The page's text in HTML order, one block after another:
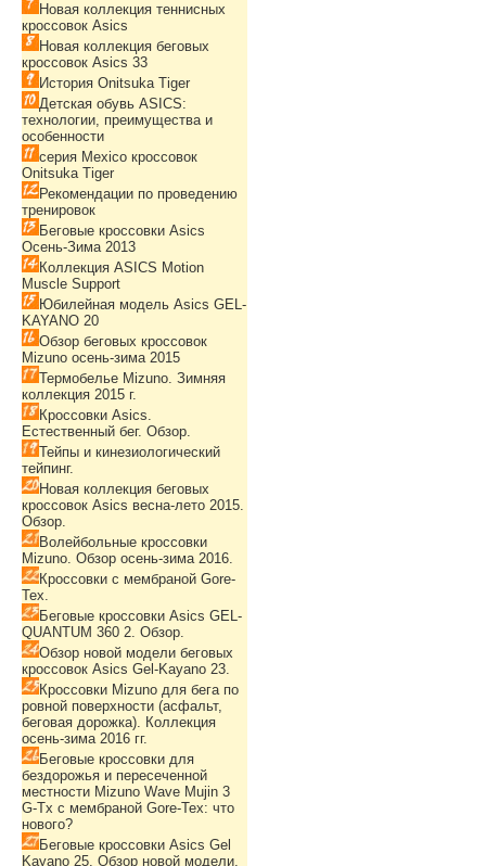
Новая коллекция теннисных
кроссовок Asics
Новая коллекция беговых
кроссовок Asics 33
История Onitsuka Tiger
Детская обувь ASICS:
технологии, преимущества и
особенности
серия Mexico кроссовок
Onitsuka Tiger
Рекомендации по проведению
тренировок
Беговые кроссовки Asics
Осень-Зима 2013
Коллекция ASICS Motion
Muscle Support
Юбилейная модель Asics GEL-
KAYANO 20
Обзор беговых кроссовок
Mizuno осень-зима 2015
Термобелье Mizuno. Зимняя
коллекция 2015 г.
Кроссовки Asics.
Естественный бег. Обзор.
Тейпы и кинезиологический
тейпинг.
Новая коллекция беговых
кроссовок Asics весна-лето 2015.
Обзор.
Волейбольные кроссовки
Mizuno. Обзор осень-зима 2016.
Кроссовки с мембраной Gore-
Tex.
Беговые кроссовки Asics GEL-
QUANTUM 360 2. Обзор.
Обзор новой модели беговых
кроссовок Asics Gel-Kayano 23.
Кроссовки Mizuno для бега по
ровной поверхности (асфальт,
беговая дорожка). Коллекция
осень-зима 2016 гг.
Беговые кроссовки для
бездорожья и пересеченной
местности Mizuno Wave Mujin 3
G-Tx с мембраной Gore-Tex: что
нового?
Беговые кроссовки Asics Gel
Kayano 25. Обзор новой модели.